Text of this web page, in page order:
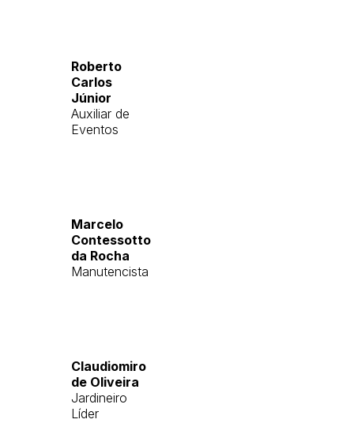
Roberto
Carlos
Júnior
Auxiliar de
Eventos
Marcelo
Contessotto
da Rocha
Manutencista
Claudiomiro
de Oliveira
Jardineiro
Líder